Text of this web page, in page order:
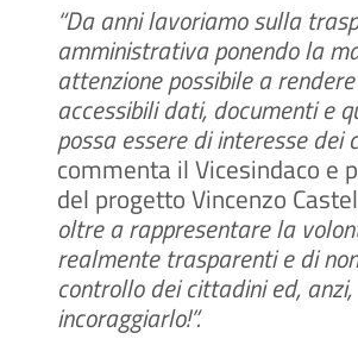
“Da anni lavoriamo sulla
amministrativa ponendo la
attenzione possibile a
accessibili dati, documenti e
possa essere di interesse dei
commenta il Vicesindaco e
del progetto Vincenzo
oltre a rappresentare la
realmente trasparenti e di
controllo dei cittadini ed, anzi,
incoraggiarlo!”.